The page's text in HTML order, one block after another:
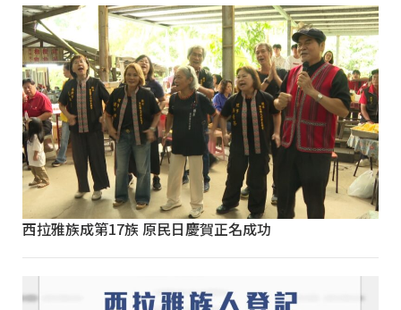
西拉雅族成第17族 原民日慶賀正名成功